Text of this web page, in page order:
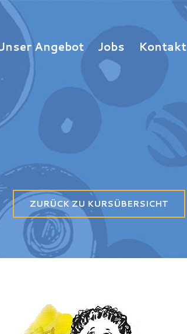
Angebot Jobs Kontakt
ZURÜCK ZU KURSÜBERSICHT